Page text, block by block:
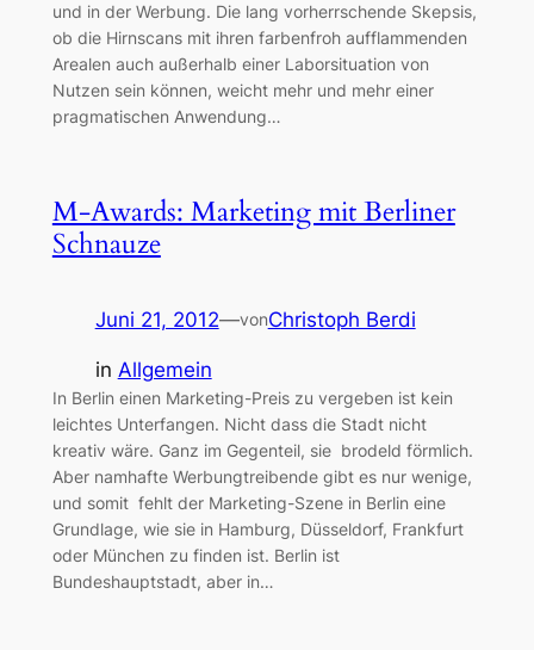
und in der Werbung. Die lang vorherrschende Skepsis,
ob die Hirnscans mit ihren farbenfroh aufflammenden
Arealen auch außerhalb einer Laborsituation von
Nutzen sein können, weicht mehr und mehr einer
pragmatischen Anwendung…
M-Awards: Marketing mit Berliner
Schnauze
Juni 21, 2012—vonChristoph Berdi
in Allgemein
In Berlin einen Marketing-Preis zu vergeben ist kein
leichtes Unterfangen. Nicht dass die Stadt nicht
kreativ wäre. Ganz im Gegenteil, sie brodeld förmlich.
Aber namhafte Werbungtreibende gibt es nur wenige,
und somit fehlt der Marketing-Szene in Berlin eine
Grundlage, wie sie in Hamburg, Düsseldorf, Frankfurt
oder München zu finden ist. Berlin ist
Bundeshauptstadt, aber in…